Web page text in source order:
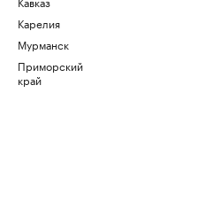
Карелия
Мурманск
Приморский
край